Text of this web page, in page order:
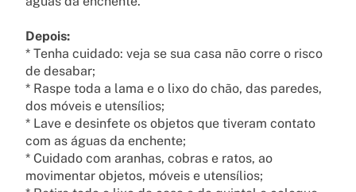
Depois:
* Tenha cuidado: veja se sua casa não corre o risco
de desabar;
* Raspe toda a lama e o lixo do chão, das paredes,
dos móveis e utensílios;
* Lave e desinfete os objetos que tiveram contato
com as águas da enchente;
* Cuidado com aranhas, cobras e ratos, ao
movimentar objetos, móveis e utensílios;